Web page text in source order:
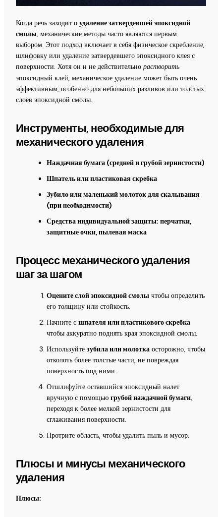
Когда речь заходит о удаление затвердевшей эпоксидной
смолы, механические методы часто являются первым
выбором. Этот подход включает в себя физическое скребление,
шлифовку или удаление затвердевшего эпоксидного клея с
поверхности. Хотя он и не действительно растворить
эпоксидный клей, механическое удаление может быть очень
эффективным, особенно для небольших разливов или толстых
слоёв эпоксидной смолы.
Инструменты, необходимые для
механического удаления
Наждачная бумага (средней и грубой зернистости)
Шпатель или пластиковая скребка
Зубило или маленький молоток для скалывания
(при необходимости)
Средства индивидуальной защиты: перчатки,
защитные очки, пылевая маска
Процесс механического удаления
шаг за шагом
Оцените слой эпоксидной смолычтобы определить
его толщину или стойкость.
Начните с шпателя или пластикового скребка
чтобы аккуратно поднять края эпоксидной смолы.
Используйте зубила или молоткаосторожно, чтобы
отколоть более толстые части, не повреждая
поверхность под ними.
Отшлифуйте оставшийся эпоксидный налет
вручную с помощью грубой наждачной бумаги,
переходя к более мелкой зернистости для
сглаживания поверхности.
Протрите область, чтобы удалить пыль и мусор.
Плюсы и минусы механического
удаления
Плюсы: